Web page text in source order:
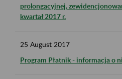
prolongacyjnej,
kwartał 2017 r.
25 August 2017
Program Płatnik - informacja o